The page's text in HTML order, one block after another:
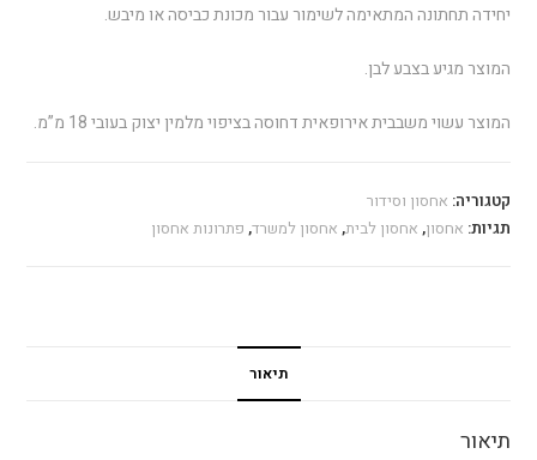
יחידה תחתונה המתאימה לשימור עבור מכונת כביסה או מיבש.
המוצר מגיע בצבע לבן.
המוצר עשוי משבבית אירופאית דחוסה בציפוי מלמין יצוק בעובי 18 מ”מ.
קטגוריה: אחסון וסידור
תגיות: אחסון, אחסון לבית, אחסון למשרד, פתרונות אחסון
תיאור
תיאור